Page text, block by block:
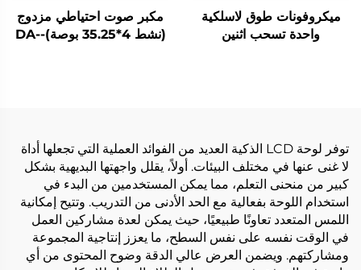
ميكروفونات طوق لاسلكية
واحدة تسحب اثنين
مكبر صوت احتياطي مزدوج
(نشط 4*35.25 بوصة)-DA-
توفر لوحة LCD الذكية العديد من الفوائد العملية التي تجعلها أداة
لا غنى عنها في مختلف البيئات. أولاً، يقلل واجهتها البديهية بشكل
كبير من منحنى التعلم، مما يمكن المستخدمين من البدء في
استخدام اللوحة بفعالية مع الحد الأدنى من التدريب. وتتيح إمكانية
اللمس المتعدد تعاونًا طبيعيًا، حيث يمكن لعدة مشاركين العمل
في الوقت نفسه على نفس السطح، ما يعزز إنتاجية المجموعة
ومشاركتهم. ويضمن العرض عالي الدقة وضوح المحتوى من أي